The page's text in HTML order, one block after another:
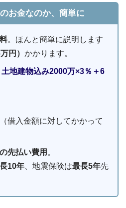
お金なのか、簡単に
。ほんと簡単に説明します
円）かかります。
地建物込み2000万×3％＋6
（借入金額に対してかかって
先払い費用 。
10年、地震保険は最長5年先